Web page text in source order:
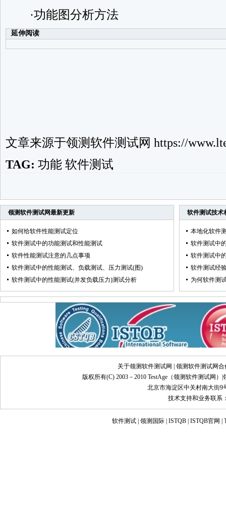
·功能图分析方法
延伸阅读
文章来源于领测软件测试网 https://
TAG: 功能 软件测试
领测软件测试网最新更新
如何给软件性能测试定位
软件测试中的功能测试和性能测试
软件性能测试注意的几点事项
软件测试中的性能测试、负载测试、压力测试(图)
软件测试中的性能测试(并发负载压力)测试分析
软件测试技术
本地化软件
软件测试中
软件测试中
软件测试经
为何软件测
关于领测软件测试网 |领测软件测试网
版权所有(C) 2003－2010 TestAge（领测软件测试网 ）|
北京市海淀区中关村南大街
技术支持和业务联系
软件测试 |领测国际 |ISTQB |ISTQB官网 |